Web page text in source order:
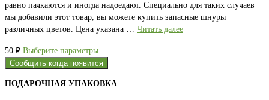
равно пачкаются и иногда надоедают. Специально для таких случаев
мы добавили этот товар, вы можете купить запасные шнуры
различных цветов. Цена указана … Читать далее
50 ₽ Выберите параметрыЭтот
товар
несколько
Сообщить когда появится
ПОДАРОЧНАЯ УПАКОВКА